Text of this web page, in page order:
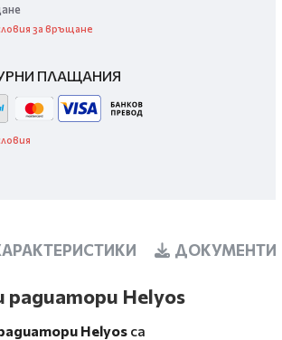
за връщане
ПЛАЩАНИЯ
ДОКУМЕНТИ
радиатори Helyos
Helyos са